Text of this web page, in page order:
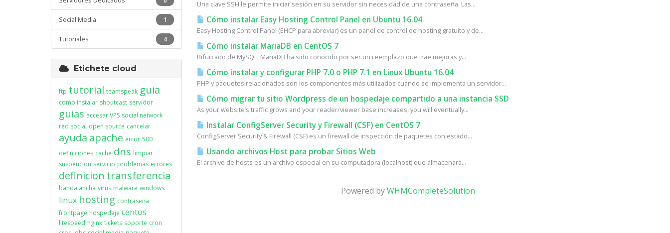
1
Social Media
4
Tutoriales
Una clave SSH le permite iniciar sesión en su servidor sin necesidad de una contraseña. Las...
Cómo instalar Easy Hosting Control Panel en Ubuntu 16.04
Easy Hosting Control Panel (EHCP para abreviar) es un panel de control de hosting gratuito y de...
Cómo instalar MariaDB en CentOS 7
Bifurcado de MySQL, MariaDB ha sido conocido por ser un reemplazo que trae mejoras y...
Cómo instalar y configurar PHP 7.0 o PHP 7.1 en Linux Ubuntu 16.04
PHP y paquetes relacionados son los componentes más utilizados cuando se implementa un servidor...
Cómo migrar tu sitio Wordpress de un hospedaje compartido a una instancia SSD
As your website’s traffic grows and your reader/viewer base increases, you will eventually...
Instalar ConfigServer Security y Firewall (CSF) en CentOS 7
ConfigServer Security & Firewall (CSF) es un firewall de inspección de paquetes con estado...
Usando archivos Host para probar Sitios Web
El archivo de hosts es un archivo especial en su computadora (localhost) que almacenará...
Powered byWHMCompleteSolution
Etichete cloud
ftp tutorial teamspeak guia
como instalar shoutcast servidor
guias accesar VPS social network
red social open source cancelar
ayuda apache error 500
definiciones cache dns limpiar
suspencion servicio problemas errores
definicion transferencia
banda ancha virus malware windows
linux hosting contraseña
frontpage hospedaje centos
litespeed nginx tickets soporte cron